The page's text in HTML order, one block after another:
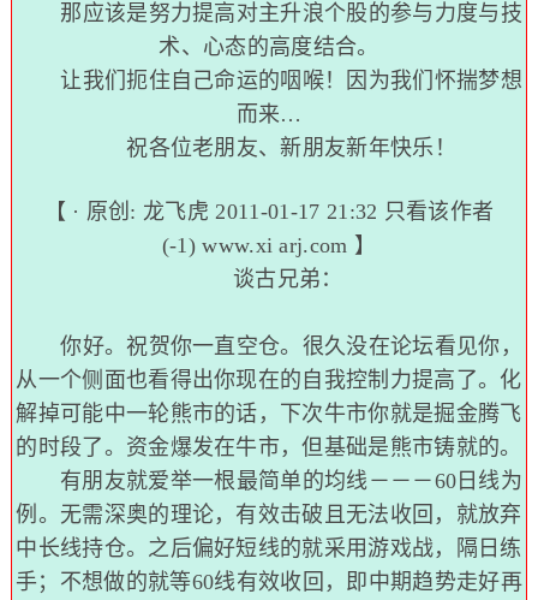
那应该是努力提高对主升浪个股的参与力度与技
术、心态的高度结合。
让我们扼住自己命运的咽喉！因为我们怀揣梦想
而来…
祝各位老朋友、新朋友新年快乐！
【 · 原创: 龙飞虎 2011-01-17 21:32 只看该作者
(-1)www.xi arj.com 】
谈古兄弟：
你好。祝贺你一直空仓。很久没在论坛看见你，
从一个侧面也看得出你现在的自我控制力提高了。化
解掉可能中一轮熊市的话，下次牛市你就是掘金腾飞
的时段了。资金爆发在牛市，但基础是熊市铸就的。
有朋友就爱举一根最简单的均线－－－60日线为
例。无需深奥的理论，有效击破且无法收回，就放弃
中长线持仓。之后偏好短线的就采用游戏战，隔日练
手；不想做的就等60线有效收回，即中期趋势走好再